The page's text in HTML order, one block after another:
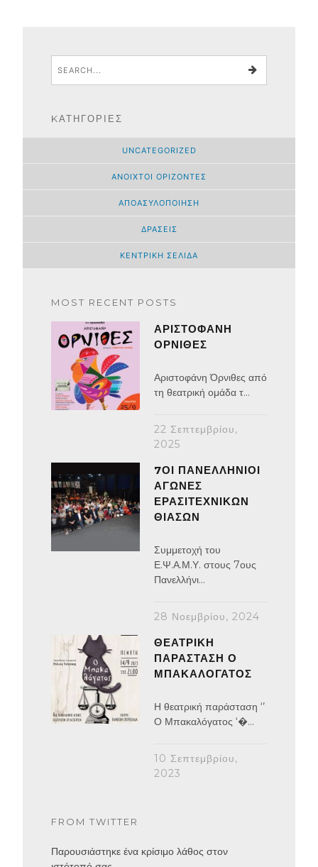
KΑΤΗΓΟΡΊΕΣ
UNCATEGORIZED
ΑΝΟΙΧΤΟΊ ΟΡΊΖΟΝΤΕΣ
ΑΠΟΑΣΥΛΟΠΟΊΗΣΗ
ΔΡΆΣΕΙΣ
ΚΕΝΤΡΙΚΉ ΣΕΛΊΔΑ
MOST RECENT POSTS
ΑΡΙΣΤΟΦΆΝΗ
ΌΡΝΙΘΕΣ
Αριστοφάνη Όρνιθες από
τη θεατρική ομάδα τ...
22 Σεπτεμβρίου,
2025
7ΟΙ ΠΑΝΕΛΛΉΝΙΟΙ
ΑΓΏΝΕΣ
ΕΡΑΣΙΤΕΧΝΙΚΏΝ
ΘΙΆΣΩΝ
Συμμετοχή του
Ε.Ψ.Α.Μ.Υ. στους 7ους
Πανελλήνι...
28 Νοεμβρίου, 2024
ΘΕΑΤΡΙΚΉ
ΠΑΡΆΣΤΑΣΗ Ο
ΜΠΑΚΑΛΌΓΑΤΟΣ
Η θεατρική παράσταση ‘’
Ο Μπακαλόγατος ‘�...
10 Σεπτεμβρίου,
2023
FROM TWITTER
Παρουσιάστηκε ένα κρίσιμο λάθος στον